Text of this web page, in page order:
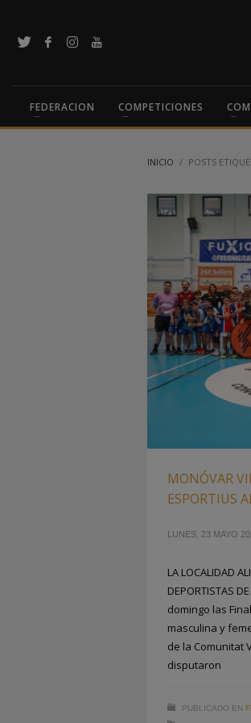
FEDERACION COMPETICIONES
INICIO POSTS
MONÓVAR
ESPORTIUS
LUNES, 23 MAYO
LA LOCALIDAD
DEPORTISTAS
domingo las
masculina y
de la Comunitat
disputaron
PUBLICADO EN